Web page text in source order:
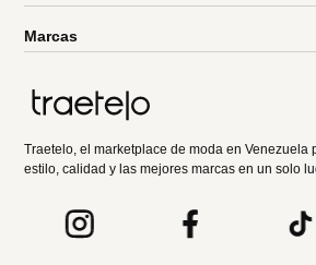
Marcas
Traetelo, el marketplace de moda en Venezuela
estilo, calidad y las mejores marcas en un solo